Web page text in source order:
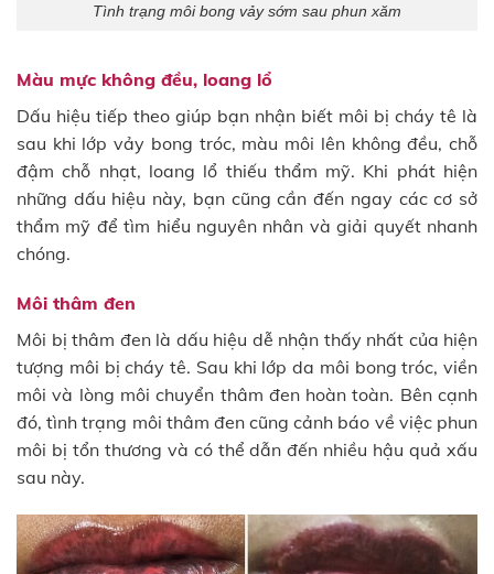
Tình trạng môi bong vảy sớm sau phun xăm
Màu mực không đều, loang lổ
Dấu hiệu tiếp theo giúp bạn nhận biết môi bị cháy tê là
sau khi lớp vảy bong tróc, màu môi lên không đều, chỗ
đậm chỗ nhạt, loang lổ thiếu thẩm mỹ. Khi phát hiện
những dấu hiệu này, bạn cũng cần đến ngay các cơ sở
thẩm mỹ để tìm hiểu nguyên nhân và giải quyết nhanh
chóng.
Môi thâm đen
Môi bị thâm đen là dấu hiệu dễ nhận thấy nhất của hiện
tượng môi bị cháy tê. Sau khi lớp da môi bong tróc, viền
môi và lòng môi chuyển thâm đen hoàn toàn. Bên cạnh
đó, tình trạng môi thâm đen cũng cảnh báo về việc phun
môi bị tổn thương và có thể dẫn đến nhiều hậu quả xấu
sau này.